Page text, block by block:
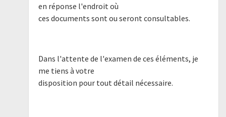
en réponse l'endroit où
ces documents sont ou seront consultables.
Dans l'attente de l'examen de ces éléments, je
me tiens à votre
disposition pour tout détail nécessaire.